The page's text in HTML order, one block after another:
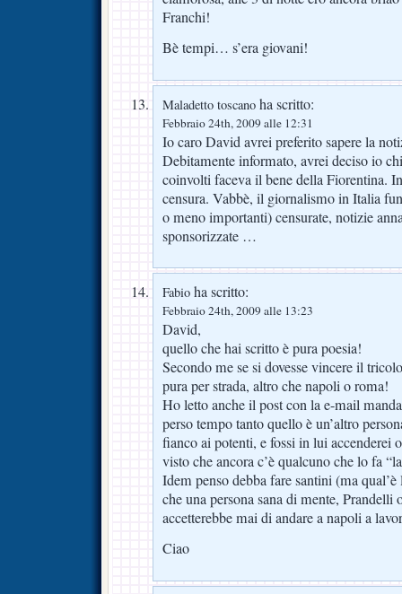
Franchi!
Bè tempi… s’era giovani!
Maladetto toscano ha scritto:
Febbraio 24th, 2009 alle 12:31
Io caro David avrei preferito sapere la
Debitamente informato, avrei deciso io
coinvolti faceva il bene della Fiorentina.
censura. Vabbè, il giornalismo in Italia
o meno importanti) censurate, notizie
sponsorizzate …
Fabio ha scritto:
Febbraio 24th, 2009 alle 13:23
David,
quello che hai scritto è pura poesia!
Secondo me se si dovesse vincere il
pura per strada, altro che napoli o roma!
Ho letto anche il post con la e-mail
perso tempo tanto quello è un’altro
fianco ai potenti, e fossi in lui accenderei
visto che ancora c’è qualcuno che lo fa
Idem penso debba fare santini (ma qual’è
che una persona sana di mente, Prandelli
accetterebbe mai di andare a napoli a
Ciao